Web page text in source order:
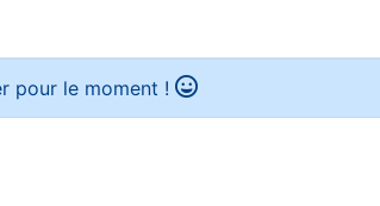
pour le moment !